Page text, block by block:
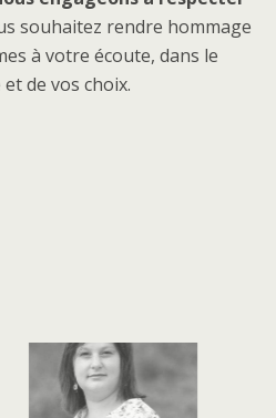
souhaitez rendre hommage
à votre écoute, dans le
de vos choix.